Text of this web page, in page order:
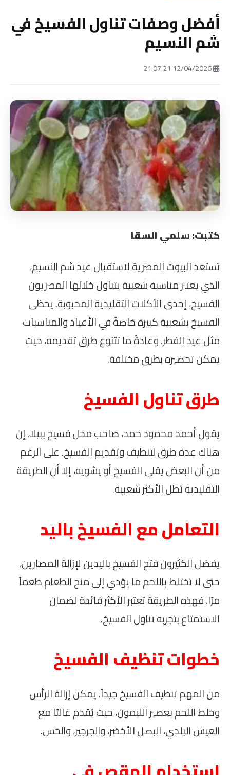
أفضل وصفات تناول الفسيخ في
شم النسيم
كتبت: سلمي السقا
تستعد البيوت المصرية لاستقبال عيد شم النسيم،
الذي يعتبر مناسبة شعبية يتناول خلالها المصريون
الفسيخ، إحدى الأكلات التقليدية المحبوبة. يحظى
الفسيخ بشعبية كبيرة خاصةً في الأعياد والمناسبات
مثل عيد الفطر. وعادةً ما تتنوع طرق تقديمه، حيث
يمكن تحضيره بطرق مختلفة.
طرق تناول الفسيخ
يقول أحمد محمود حمد، صاحب محل فسيخ ببيلا، إن
هناك عدة طرق لتنظيف وتقديم الفسيخ. على الرغم
من أن البعض يقلي الفسيخ أو يشويه، إلا أن الطريقة
التقليدية تظل الأكثر شعبية.
التعامل مع الفسيخ باليد
يفضل الكثيرون فتح الفسيخ باليدين لإزالة المصارين،
حتى لا تختلط باللحم ما يؤدي إلى منح الطعام طعماً
مرًا. فهذه الطريقة تعتبر الأكثر فائدة لضمان
الاستمتاع بتجربة تناول الفسيخ.
خطوات تنظيف الفسيخ
من المهم تنظيف الفسيخ جيداً. يمكن إزالة الرأس
وخلط اللحم بعصير الليمون، حيث يُقدم غالبًا مع
العيش البلدي، البصل الأخضر، والجرجير، والخس.